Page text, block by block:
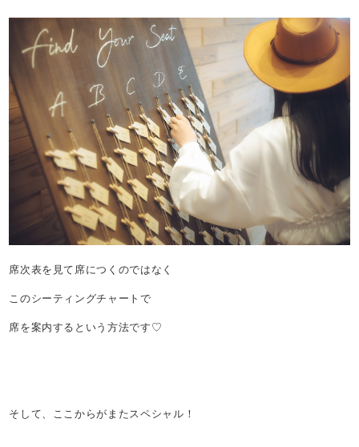
席次表を見て席につくのではなく
このシーティングチャートで
席を案内するという方法です♡
そして、ここからがまたスペシャル！